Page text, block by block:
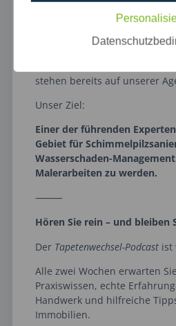
neue Analyseverfahren bei
Podcast-Formate für
stehen bereits auf unserer
Unser Ziel:
Einer der führenden
Gebiet für
Wasserschaden-
Malerarbeiten zu werden.
⸻
Hören Sie rein – und bleiben
Der Tapetenwechsel-Podcastist
Alle zwei Wochen erwarten
Praxiswissen, echte
Handwerk und hilfreiche
Immobilien.